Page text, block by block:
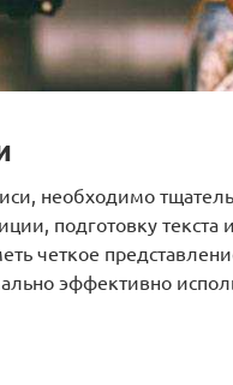
необходимо
подготовку текста
четкое
эффективно